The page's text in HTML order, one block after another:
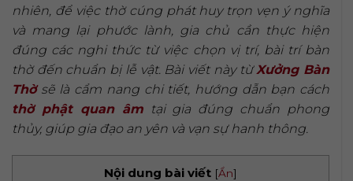
nhiên, để việc thờ cúng phát huy trọn vẹn ý nghĩa
và mang lại phước lành, gia chủ cần thực hiện
đúng các nghi thức từ việc chọn vị trí, bài trí bàn
thờ đến chuẩn bị lễ vật. Bài viết này từXưởng Bàn
Thờsẽ là cẩm nang chi tiết, hướng dẫn bạn cách
thờ phật quan âmtại gia đúng chuẩn phong
thủy, giúp gia đạo an yên và vạn sự hanh thông.
Nội dung bài viết [Ẩn]